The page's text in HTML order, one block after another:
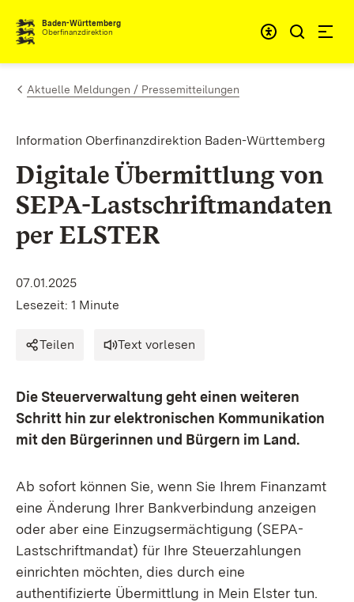
Zum Inhalt springen
Baden-Württemberg
Oberfinanzdirektion
Aktuelle Meldungen / Pressemitteilungen
Information Oberfinanzdirektion Baden-Württemberg
Digitale Übermittlung von
SEPA-Lastschriftmandaten
per ELSTER
07.01.2025
Lesezeit: 1 Minute
Teilen Text vorlesen
Die Steuerverwaltung geht einen weiteren
Schritt hin zur elektronischen Kommunikation
mit den Bürgerinnen und Bürgern im Land.
Ab sofort können Sie, wenn Sie Ihrem Finanzamt
eine Änderung Ihrer Bankverbindung anzeigen
oder aber eine Einzugsermächtigung (SEPA-
Lastschriftmandat) für Ihre Steuerzahlungen
einrichten möchten, dies durch eine
authentifizierte Übermittlung in Mein Elster tun.